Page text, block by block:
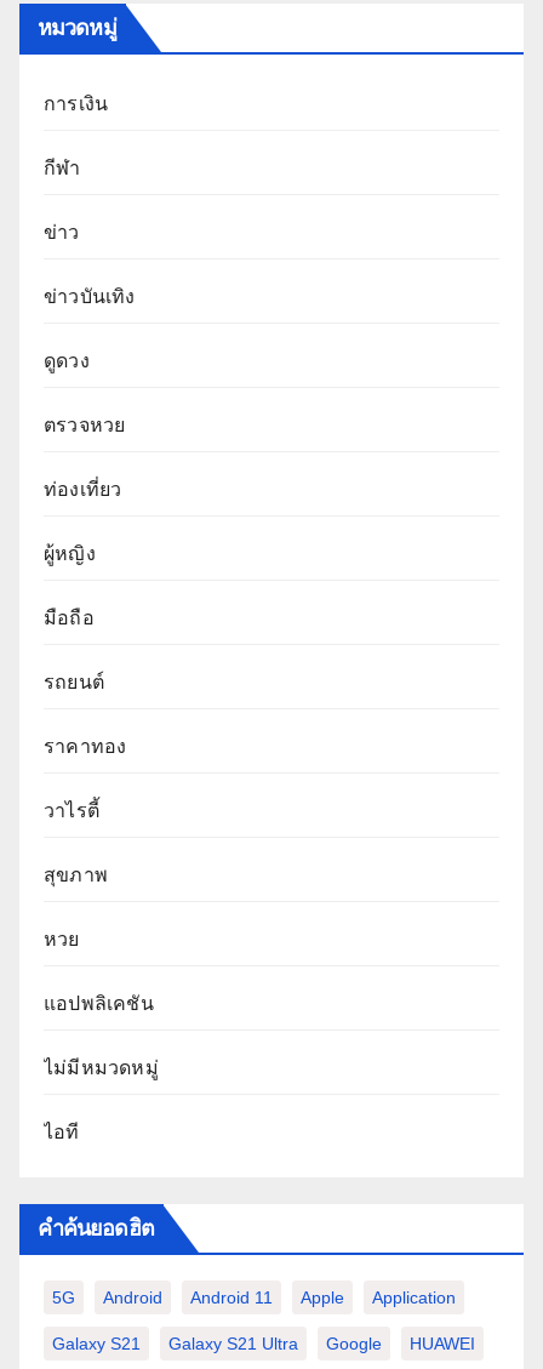
หมวดหมู่
การเงิน
กีฬา
ข่าว
ข่าวบันเทิง
ดูดวง
ตรวจหวย
ท่องเที่ยว
ผู้หญิง
มือถือ
รถยนต์
ราคาทอง
วาไรตี้
สุขภาพ
หวย
แอปพลิเคชัน
ไม่มีหมวดหมู่
ไอที
คำค้นยอดฮิต
5G Android Android 11 Apple Application
Galaxy S21 Galaxy S21 Ultra Google HUAWEI